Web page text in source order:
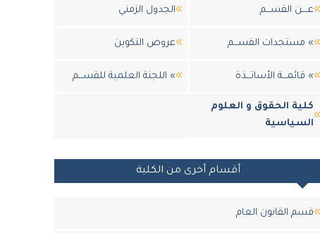
عــــن القســـم الجدول الزمني
» مستجدات القســـم عروض التكوين
» قائمـــة الأساتـــذة » اللجنة العلمية للقســـم
كلية الحقوق و العلوم
السياسية
أقسام أخرى من الكلية
قسم القانون العام